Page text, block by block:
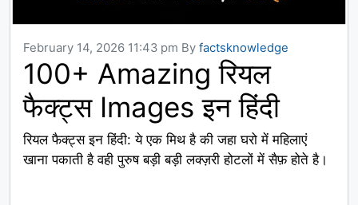
February 14, 2026 11:43 pm By factsknowledge
100+ Amazing रियल
फैक्ट्स Images इन हिंदी
रियल फैक्ट्स इन हिंदी: ये एक मिथ है की जहा घरो में महिलाएं
खाना पकाती है वही पुरुष बड़ी बड़ी लक्ज़री होटलों में सैफ़ होते है।